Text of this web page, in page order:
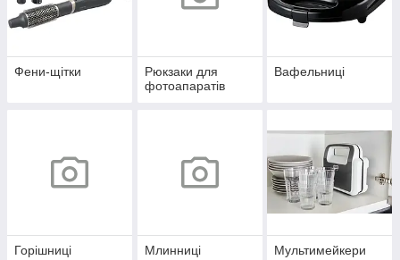
Фени-щітки
Рюкзаки для
фотоапаратів
Вафельниці
Горішниці Млинниці Мультимейкери